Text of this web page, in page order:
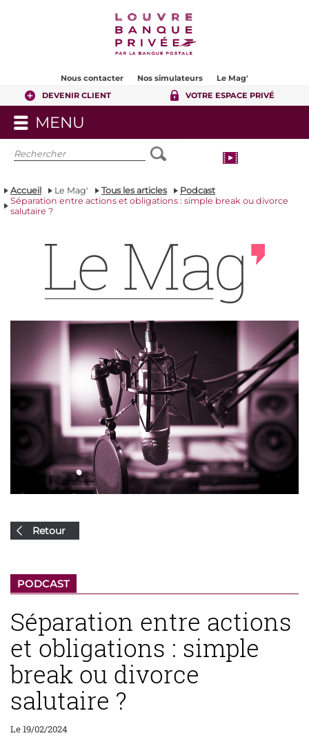
Nous contacter Nos simulateurs
Le Mag'
DEVENIR CLIENT
VOTRE ESPACE PRIVÉ
MENU
LE
MENU
Accueil Le Mag' Tous les articles
Podcast
Séparation entre actions et obligations : simple break ou divorce
salutaire ?
Retour
PODCAST
Séparation entre actions
et obligations : simple
break ou divorce
salutaire ?
Le 19/02/2024